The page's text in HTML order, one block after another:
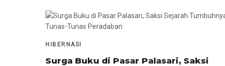
HIBERNASI
Surga Buku di Pasar Palasari, Saksi